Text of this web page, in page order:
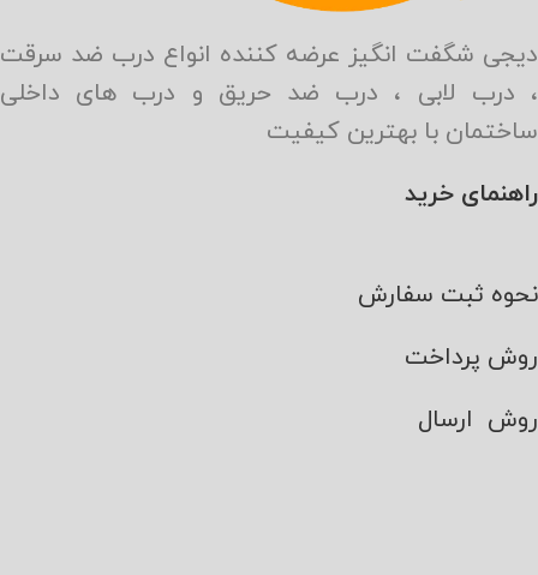
دیجی شگفت انگیز عرضه کننده انواع درب ضد سرقت
، درب لابی ، درب ضد حریق و درب های داخلی
ساختمان با بهترین کیفیت
راهنمای خرید
نحوه ثبت سفارش
روش پرداخت
روش ارسال